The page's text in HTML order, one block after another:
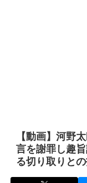
【動画】河野
言を謝罪し趣
る切り取りと